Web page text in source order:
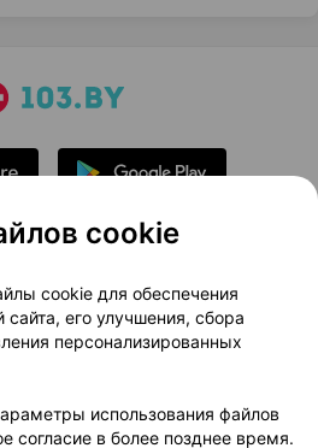
Новости проекта
Медицинский маркетинг
договор
Доставка
Вакансии Партнеры
cookie
cookie для обеспечения
сайта, его улучшения, сбора
персонализированных
использования файлов
согласие в более позднее время.